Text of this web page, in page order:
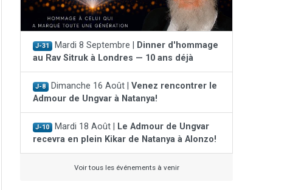
J-31 Mardi 8 Septembre |
Dinner d'hommage
au Rav Sitruk à Londres — 10 ans déjà
J-8 Dimanche 16 Août | Venez rencontrer le
Admour de Ungvar à Natanya!
J-10 Mardi 18 Août |
Le Admour de Ungvar
recevra en plein Kikar de Natanya à Alonzo!
Voir tous les événements à venir